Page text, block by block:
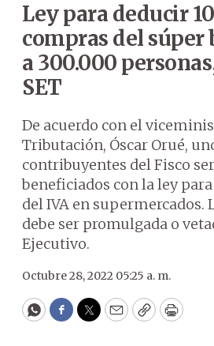
Ley para deducir
compras del súper
a 300.000
SET
De acuerdo con el
Tributación, Óscar Orué,
contribuyentes del Fisco
beneficiados con la ley
del IVA en supermercados.
debe ser promulgada o
Ejecutivo.
Octubre 28, 2022 05:25 a. m.
WhatsApp
Facebook
Twitter
EmailCopyPrint